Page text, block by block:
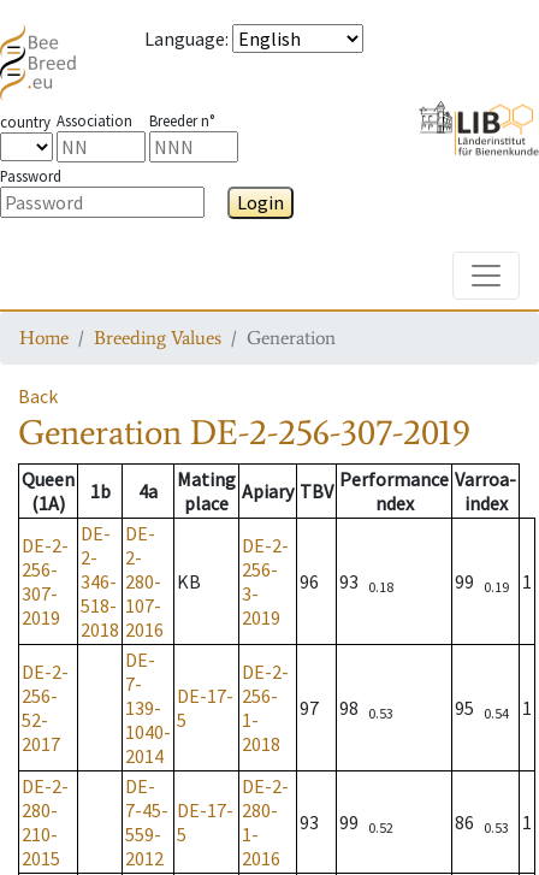
Language:
country Association Breeder n°
Password
Login
Home Breeding Values Generation
Back
Generation DE-2-256-307-2019
Queen
(1A)
1b 4a
Mating
place Apiary TBV Performance
ndex
Varroa-
index
DE-2-
256-
307-
2019
DE-
2-
346-
518-
2018
DE-
2-
280-
107-
2016
KB
DE-2-
256-
3-
2019
96 93 0.18 99 0.19 1
DE-2-
256-
52-
2017
DE-
7-
139-
1040-
2014
DE-17-
5
DE-2-
256-
1-
2018
97 98 0.53 95 0.54 1
DE-2-
280-
210-
2015
DE-
7-45-
559-
2012
DE-17-
5
DE-2-
280-
1-
2016
93 99 0.52 86 0.53 1